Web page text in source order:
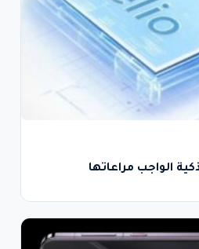
الواجب مراعاتها